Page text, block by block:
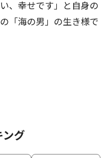
、幸せです」と自身の
「海の男」の生き様で
ング